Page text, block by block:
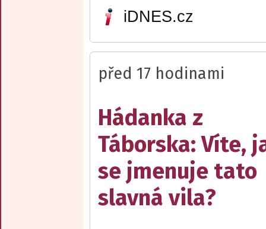
iDNES.cz
před 17 hodinami
Hádanka z
Táborska: Víte,
se jmenuje tato
slavná vila?